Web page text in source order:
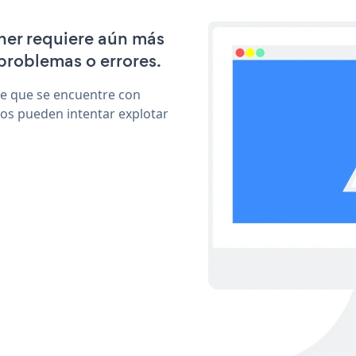
requiere aún más
o errores.
que se encuentre con
pueden intentar explotar